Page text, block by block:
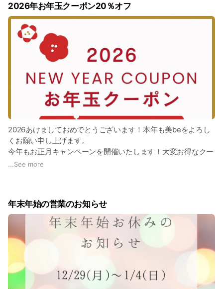
利用くださいませ。
ご不便をおかけしますが何とぞよろしくお願い申し上げます。
なお、お問い合わせは当店の公式LINEをご利用いただけると幸
何とぞご理解、ご協力のほどよろしくお願い申し上げます。
2026年お年玉クーポン20％オフ
2026あけましておめでとうございます！本年も美beをよろし
くお願い申し上げます。
今年もお正月キャンペーンを開催いたします！大変お得なクー
ポンとなりますのでぜひご利用くださいませ✨
み、20%OFF✨となります。
定価のメニューと化粧品を足した合計でも適用できます♪
使用可能なものは
商品は、リセラとフェースの
基礎化粧品
サプリ系
ヘアケア類
メイク
...See more
年末年始の営業のお知らせ